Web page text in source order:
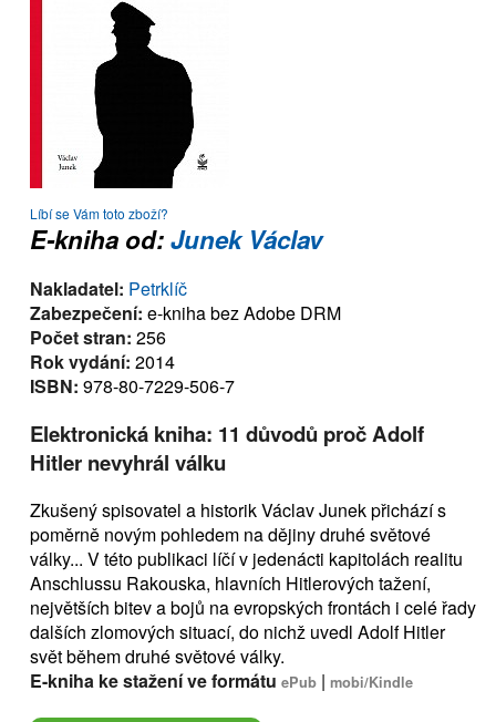
Líbí se Vám toto zboží?
E-kniha od:Junek Václav
Nakladatel: Petrklíč
Zabezpečení: e-kniha bez Adobe DRM
Počet stran: 256
Rok vydání: 2014
ISBN: 978-80-7229-506-7
Elektronická kniha: 11 důvodů proč Adolf
Hitler nevyhrál válku
Zkušený spisovatel a historik Václav Junek přichází s
poměrně novým pohledem na dějiny druhé světové
války... V této publikaci líčí v jedenácti kapitolách realitu
Anschlussu Rakouska, hlavních Hitlerových tažení,
největších bitev a bojů na evropských frontách i celé řady
dalších zlomových situací, do nichž uvedl Adolf Hitler
svět během druhé světové války.
E-kniha ke stažení ve formátu ePub | mobi/Kindle